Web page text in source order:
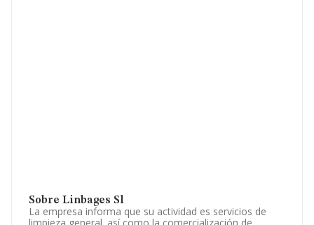
Sobre Linbages Sl
La empresa informa que su actividad es servicios de